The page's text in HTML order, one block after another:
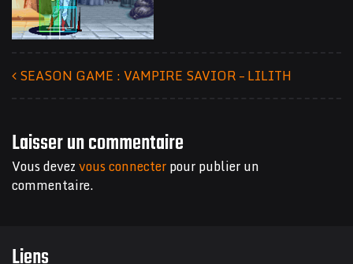
SEASON GAME : VAMPIRE SAVIOR – LILITH
Laisser un commentaire
Vous devezvous connecterpour publier un
commentaire.